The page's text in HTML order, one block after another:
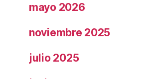
mayo 2026
noviembre 2025
julio 2025